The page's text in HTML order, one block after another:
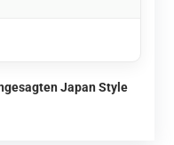
Japan Style